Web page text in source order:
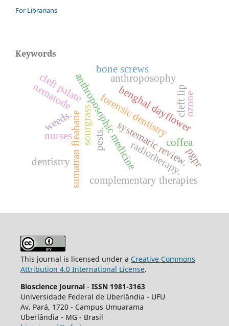
For Librarians
Keywords
benghal dayflower
sourgrass
sumatran fleabane
weeds.
anthroposophy
anthroposophic medicine
complementary therapies
dentistry
forensic dentistry
systematic review.
bone screws
cleft lip
cleft palate ozone
radiotherapy.
coffea
nematode
pests.
nurses
pgpr
This journal is licensed under a Creative Commons
Attribution 4.0 International License.
Bioscience Journal - ISSN 1981-3163
Universidade Federal de Uberlândia - UFU
Av. Pará, 1720 - Campus Umuarama
Uberlândia - MG - Brasil